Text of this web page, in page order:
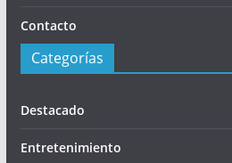
Contacto
Categorías
Destacado
Entretenimiento